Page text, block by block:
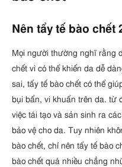
Nên tẩy tế bào chết
Mọi người thường nghĩ rằng
chết vì có thể khiến da dễ
sai, tẩy tế bào chết có thể
bụi bẩn, vi khuẩn trên da. từ
việc tái tạo và sản sinh ra
bảo vệ cho da. Tuy nhiên
bào chết, chỉ nên tẩy tế bào
bào chết quá nhiều chẳng